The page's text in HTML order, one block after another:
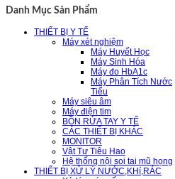
Danh Mục Sản Phẩm
THIẾT BỊ Y TẾ
Máy xét nghiệm
Máy Huyết Học
Máy Sinh Hóa
Máy đo HbA1c
Máy Phân Tích Nước
Tiểu
Máy siêu âm
Máy điện tim
BỒN RỬA TAY Y TẾ
CÁC THIẾT BỊ KHÁC
MONITOR
Vật Tư Tiêu Hao
Hệ thống nội soi tai mũ họng
THIẾT BỊ XỬ LÝ NƯỚC,KHí,RÁC